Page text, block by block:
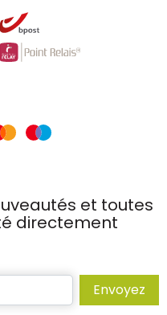
et toutes
directement
Envoyez